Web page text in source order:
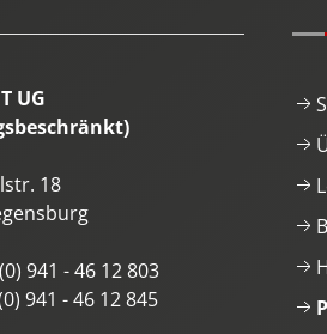
UG
18
941 - 46 12 803
941 - 46 12 845